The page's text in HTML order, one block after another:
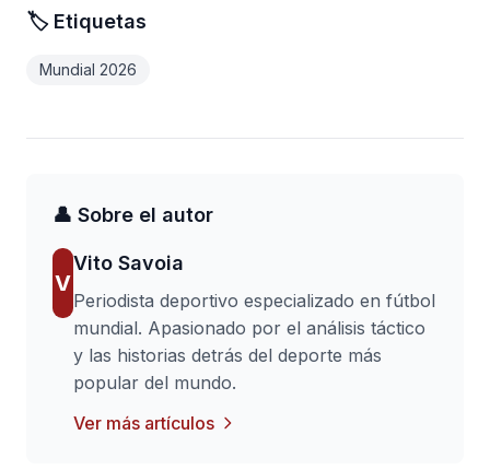
🏷️ Etiquetas
Mundial 2026
👤 Sobre el autor
V
Vito Savoia
Periodista deportivo especializado en fútbol
mundial. Apasionado por el análisis táctico
y las historias detrás del deporte más
popular del mundo.
Ver más artículos